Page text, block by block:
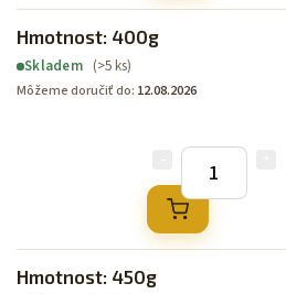
Hmotnost: 400g
Skladem (>5 ks)
Môžeme doručiť do: 12.08.2026
Hmotnost: 450g